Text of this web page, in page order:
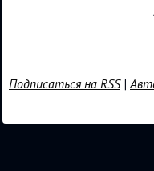
Подписаться на RSS|